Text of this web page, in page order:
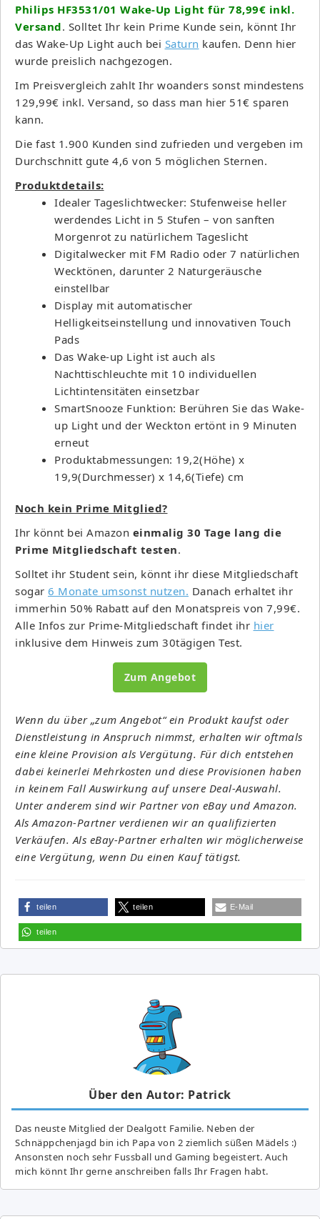
Philips HF3531/01 Wake-Up Light für 78,99€ inkl.
Versand. Solltet Ihr kein Prime Kunde sein, könnt Ihr
das Wake-Up Light auch bei Saturn kaufen. Denn hier
wurde preislich nachgezogen.
Im Preisvergleich zahlt Ihr woanders sonst mindestens
129,99€ inkl. Versand, so dass man hier 51€ sparen
kann.
Die fast 1.900 Kunden sind zufrieden und vergeben im
Durchschnitt gute 4,6 von 5 möglichen Sternen.
Produktdetails:
Idealer Tageslichtwecker: Stufenweise heller
werdendes Licht in 5 Stufen – von sanften
Morgenrot zu natürlichem Tageslicht
Digitalwecker mit FM Radio oder 7 natürlichen
Wecktönen, darunter 2 Naturgeräusche
einstellbar
Display mit automatischer
Helligkeitseinstellung und innovativen Touch
Pads
Das Wake-up Light ist auch als
Nachttischleuchte mit 10 individuellen
Lichtintensitäten einsetzbar
SmartSnooze Funktion: Berühren Sie das Wake-
up Light und der Weckton ertönt in 9 Minuten
erneut
Produktabmessungen: 19,2(Höhe) x
19,9(Durchmesser) x 14,6(Tiefe) cm
Noch kein Prime Mitglied?
Ihr könnt bei Amazon einmalig 30 Tage lang die
Prime Mitgliedschaft testen.
Solltet ihr Student sein, könnt ihr diese Mitgliedschaft
sogar 6 Monate umsonst nutzen. Danach erhaltet ihr
immerhin 50% Rabatt auf den Monatspreis von 7,99€.
Alle Infos zur Prime-Mitgliedschaft findet ihr hier
inklusive dem Hinweis zum 30tägigen Test.
Zum Angebot
Wenn du über „zum Angebot“ ein Produkt kaufst oder
Dienstleistung in Anspruch nimmst, erhalten wir oftmals
eine kleine Provision als Vergütung. Für dich entstehen
dabei keinerlei Mehrkosten und diese Provisionen haben
in keinem Fall Auswirkung auf unsere Deal-Auswahl.
Unter anderem sind wir Partner von eBay und Amazon.
Als Amazon-Partner verdienen wir an qualifizierten
Verkäufen. Als eBay-Partner erhalten wir möglicherweise
eine Vergütung, wenn Du einen Kauf tätigst.
teilen teilen E-Mail
teilen
Über den Autor: Patrick
Das neuste Mitglied der Dealgott Familie. Neben der
Schnäppchenjagd bin ich Papa von 2 ziemlich süßen Mädels :)
Ansonsten noch sehr Fussball und Gaming begeistert. Auch
mich könnt Ihr gerne anschreiben falls Ihr Fragen habt.